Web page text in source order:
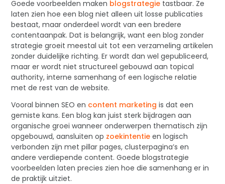
Goede voorbeelden maken blogstrategie tastbaar. Ze
laten zien hoe een blog niet alleen uit losse publicaties
bestaat, maar onderdeel wordt van een bredere
contentaanpak. Dat is belangrijk, want een blog zonder
strategie groeit meestal uit tot een verzameling artikelen
zonder duidelijke richting. Er wordt dan wel gepubliceerd,
maar er wordt niet structureel gebouwd aan topical
authority, interne samenhang of een logische relatie
met de rest van de website.
Vooral binnen SEO en content marketing is dat een
gemiste kans. Een blog kan juist sterk bijdragen aan
organische groei wanneer onderwerpen thematisch zijn
opgebouwd, aansluiten op zoekintentie en logisch
verbonden zijn met pillar pages, clusterpagina’s en
andere verdiepende content. Goede blogstrategie
voorbeelden laten precies zien hoe die samenhang er in
de praktijk uitziet.